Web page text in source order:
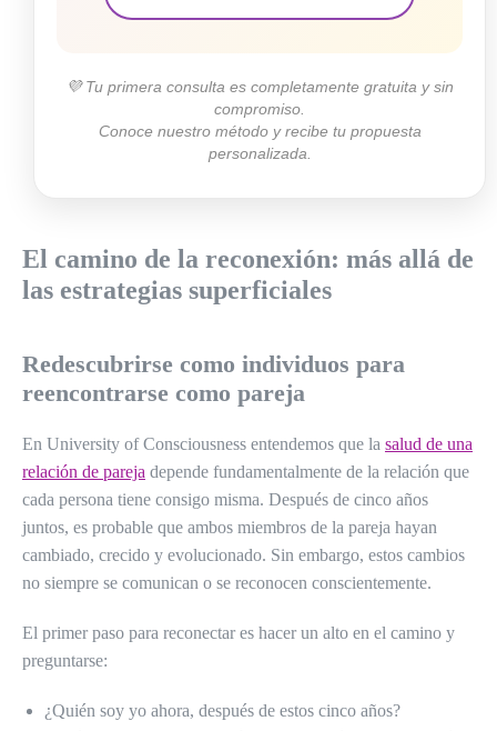
💜 Tu primera consulta es completamente gratuita y sin
compromiso.
Conoce nuestro método y recibe tu propuesta
personalizada.
El camino de la reconexión: más allá de
las estrategias superficiales
Redescubrirse como individuos para
reencontrarse como pareja
En University of Consciousness entendemos que la salud de una
relación de pareja depende fundamentalmente de la relación que
cada persona tiene consigo misma. Después de cinco años
juntos, es probable que ambos miembros de la pareja hayan
cambiado, crecido y evolucionado. Sin embargo, estos cambios
no siempre se comunican o se reconocen conscientemente.
El primer paso para reconectar es hacer un alto en el camino y
preguntarse:
¿Quién soy yo ahora, después de estos cinco años?